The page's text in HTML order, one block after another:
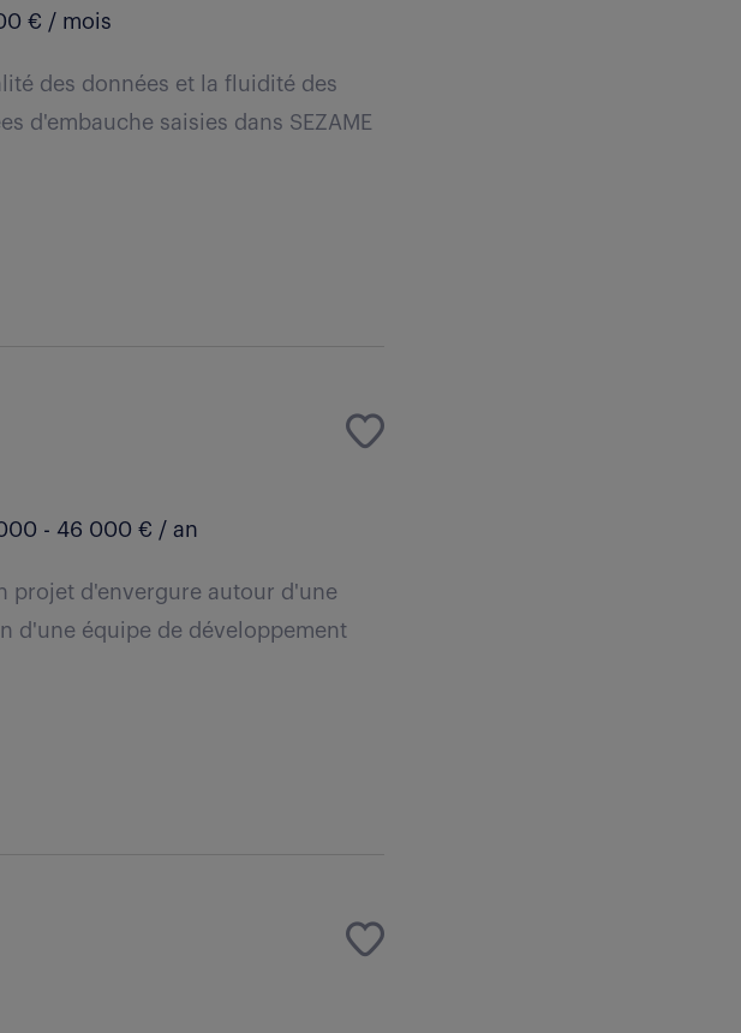
€ / mois
des données et la fluidité des
d'embauche saisies dans SEZAME
- 46 000 € / an
projet d'envergure autour d'une
d'une équipe de développement